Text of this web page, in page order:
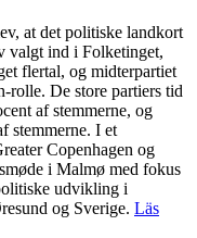
at det politiske landkort
valgt ind i Folketinget,
flertal, og midterpartiet
rolle. De store partiers tid
af stemmerne, og
stemmerne. I et
Copenhagen og
i Malmø med fokus
udvikling i
og Sverige. Läs